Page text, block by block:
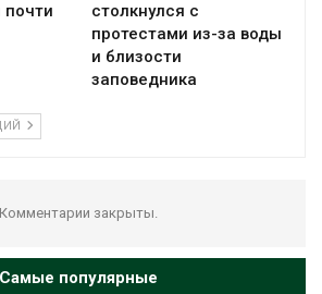
почти
столкнулся с
протестами из-за воды
и близости
заповедника
Комментарии закрыты.
Самые популярные